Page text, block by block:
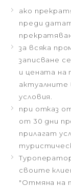
ако
преди
за всяка
записване
и цената на
актуалните
условия.
при отказ
от 30 дни
прилагат
своите
"Отмяна на